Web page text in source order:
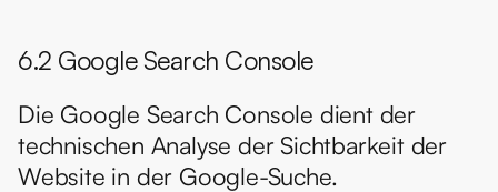
6.2 Google Search Console
Die Google Search Console dient der
technischen Analyse der Sichtbarkeit der
Website in der Google-Suche.